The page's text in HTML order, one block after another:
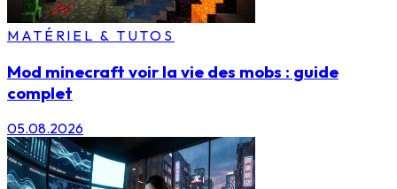
MATÉRIEL & TUTOS
Mod minecraft voir la vie des mobs : guide
complet
05.08.2026